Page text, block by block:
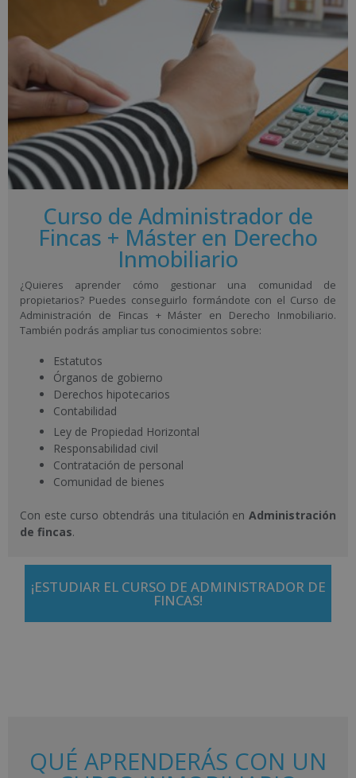
Curso de Administrador de
Fincas + Máster en Derecho
Inmobiliario
¿Quieres aprender cómo gestionar una comunidad de
propietarios? Puedes conseguirlo formándote con el Curso de
Administración de Fincas + Máster en Derecho Inmobiliario.
También podrás ampliar tus conocimientos sobre:
Estatutos
Órganos de gobierno
Derechos hipotecarios
Contabilidad
Ley de Propiedad Horizontal
Responsabilidad civil
Contratación de personal
Comunidad de bienes
Con este curso obtendrás una titulación en Administración
de fincas.
¡ESTUDIAR EL CURSO DE ADMINISTRADOR DE
FINCAS!
QUÉ APRENDERÁS CON UN